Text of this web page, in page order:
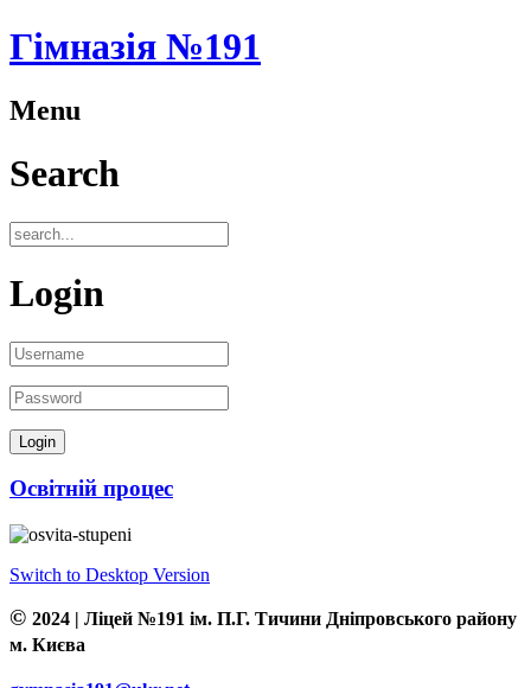
Гімназія №191
Menu
Search
Login
Освітній процес
Switch to Desktop Version
© 2024 | Ліцей №191 ім. П.Г. Тичини Дніпровського району
м. Києва